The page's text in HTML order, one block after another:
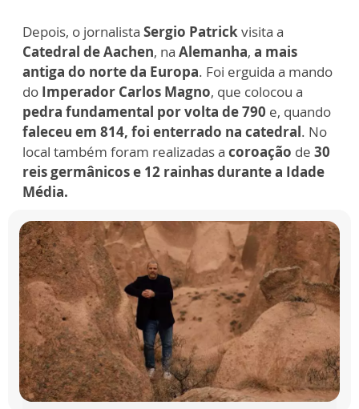
Depois, o jornalista Sergio Patrickvisita a
Catedral de Aachen, na Alemanha, a mais
antiga do norte da Europa. Foi erguida a mando
do Imperador Carlos Magno, que colocou a
pedra fundamental por volta de 790 e, quando
faleceu em 814, foi enterrado na catedral. No
local também foram realizadas a coroação de 30
reis germânicos e 12 rainhas durante a Idade
Média.